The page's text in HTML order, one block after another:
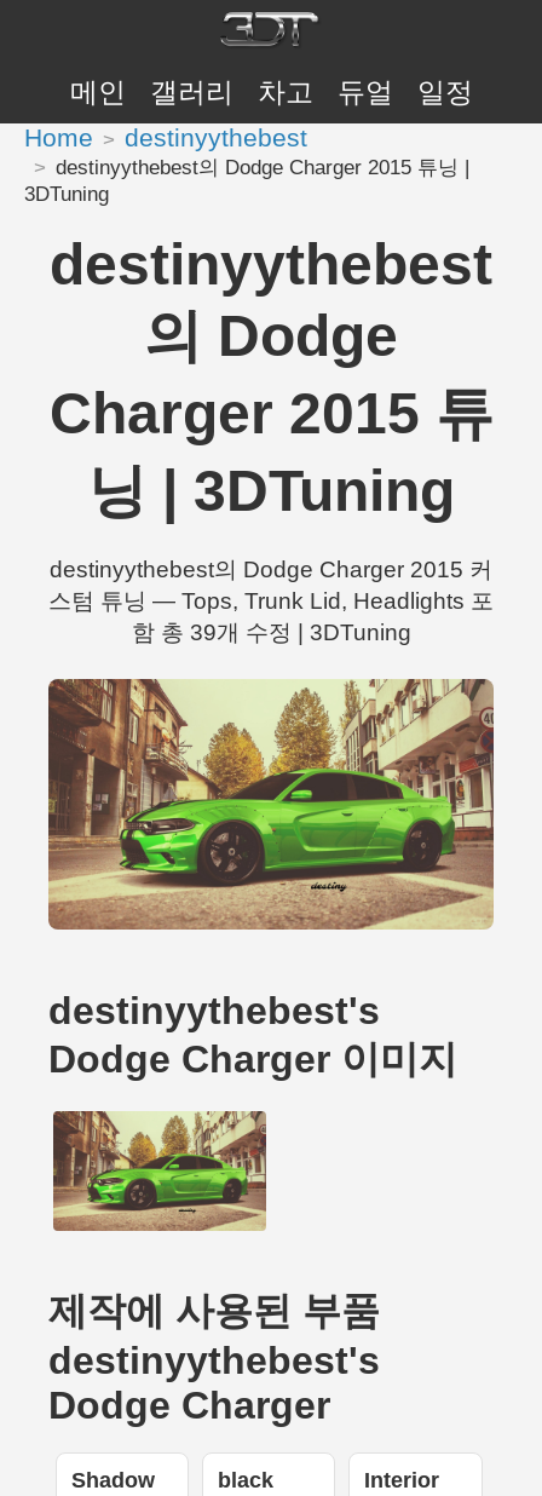
메인 갤러리 차고 듀얼 일정
Home destinyythebest
destinyythebest의 Dodge Charger 2015 튜닝 |
3DTuning
destinyythebest
의 Dodge
Charger 2015 튜
닝 | 3DTuning
destinyythebest의 Dodge Charger 2015 커
스텀 튜닝 — Tops, Trunk Lid, Headlights 포
함 총 39개 수정 | 3DTuning
destinyythebest's
Dodge Charger 이미지
제작에 사용된 부품
destinyythebest's
Dodge Charger
Shadow black Interior